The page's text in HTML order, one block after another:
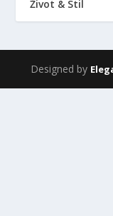
Život & Stil
Designed by